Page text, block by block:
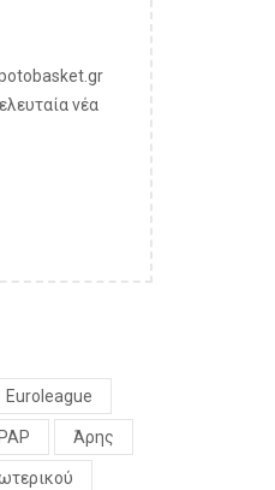
νέα
Euroleague
Άρης